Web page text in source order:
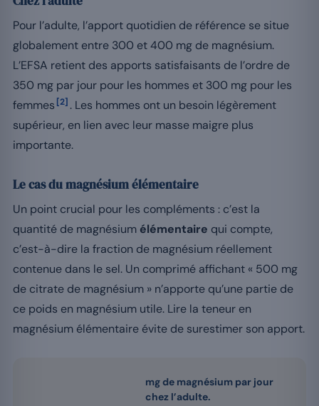
Pour l’adulte, l’apport quotidien de référence se situe
globalement entre 300 et 400 mg de magnésium.
L’EFSA retient des apports satisfaisants de l’ordre de
350 mg par jour pour les hommes et 300 mg pour les
femmes [2] . Les hommes ont un besoin légèrement
supérieur, en lien avec leur masse maigre plus
importante.
Le cas du magnésium élémentaire
Un point crucial pour les compléments : c’est la
quantité de magnésium élémentaire qui compte,
c’est-à-dire la fraction de magnésium réellement
contenue dans le sel. Un comprimé affichant « 500 mg
de citrate de magnésium » n’apporte qu’une partie de
ce poids en magnésium utile. Lire la teneur en
magnésium élémentaire évite de surestimer son apport.
mg de magnésium par jour
chez l’adulte.